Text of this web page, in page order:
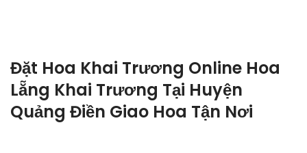
Đặt Hoa Khai Trương Online Hoa
Lẵng Khai Trương Tại Huyện
Quảng Điền Giao Hoa Tận Nơi